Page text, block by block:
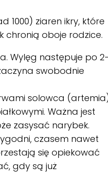
1000) ziaren ikry, które
chronią oboje rodzice.
Wylęg następuje po
swobodnie
solowca
Ważna jest
zasysać narybek.
czasem nawet
się opiekować
gdy są już